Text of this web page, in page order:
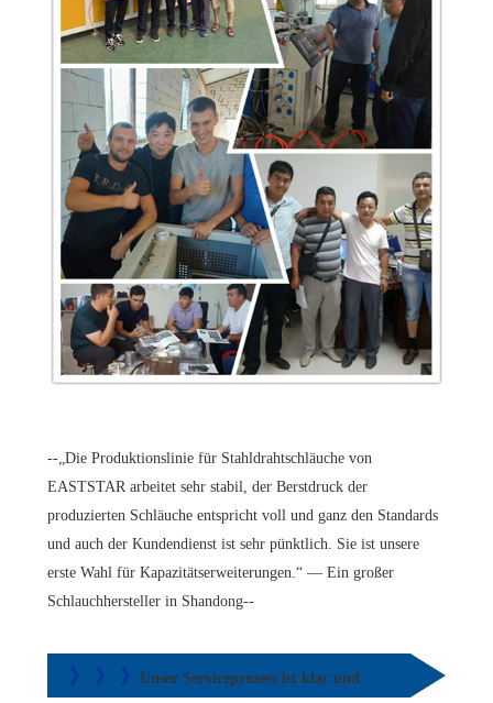
--„Die Produktionslinie für Stahldrahtschläuche von
EASTSTAR arbeitet sehr stabil, der Berstdruck der
produzierten Schläuche entspricht voll und ganz den Standards
und auch der Kundendienst ist sehr pünktlich. Sie ist unsere
erste Wahl für Kapazitätserweiterungen.“ — Ein großer
Schlauchhersteller in Shandong--
》 》 》 Unser Serviceprozess ist klar und